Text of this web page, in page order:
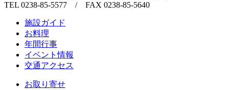
TEL 0238-85-5577 / FAX 0238-85-5640
施設ガイド
お料理
年間行事
イベント情報
交通アクセス
お取り寄せ